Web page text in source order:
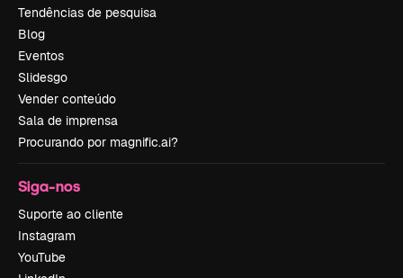
Tendências de pesquisa
Blog
Eventos
Slidesgo
Vender conteúdo
Sala de imprensa
Procurando por magnific.ai?
Siga-nos
Suporte ao cliente
Instagram
YouTube